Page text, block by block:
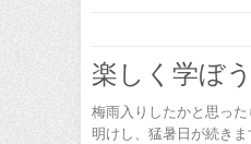
楽しく学ぼ
梅雨入りしたかと思っ
明けし、猛暑日が続き